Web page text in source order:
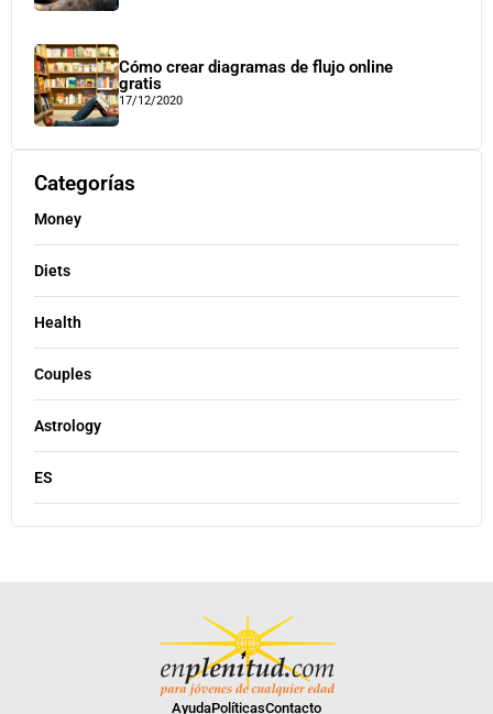
Cómo crear diagramas de flujo online
gratis
17/12/2020
Categorías
Money
Diets
Health
Couples
Astrology
ES
AyudaPolíticasContacto